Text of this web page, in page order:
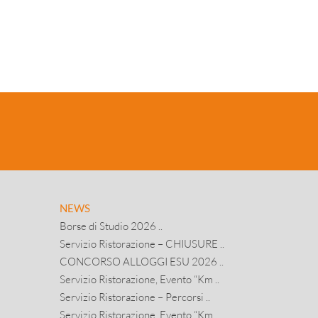
NEWS
Borse di Studio 2026 ..
Servizio Ristorazione – CHIUSURE ..
CONCORSO ALLOGGI ESU 2026 ..
Servizio Ristorazione, Evento “Km ..
Servizio Ristorazione – Percorsi ..
Servizio Ristorazione, Evento “Km ..